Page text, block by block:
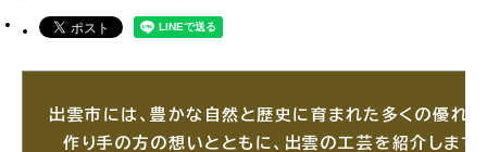
移住・定住をお考えの方
For Foreigners
外国人の方へ
出雲市には、豊かな自然と歴史に育まれた多くの優れた
作り手の方の想いとともに、出雲の工芸を紹介します